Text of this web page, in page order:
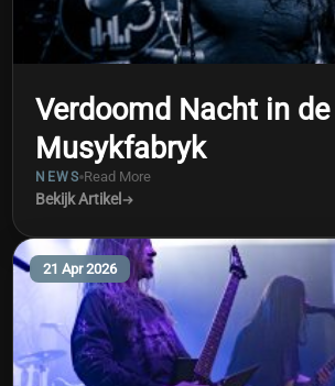
Verdoomd Nacht in de
Musykfabryk
NEWS Read More
Bekijk Artikel
21 Apr 2026